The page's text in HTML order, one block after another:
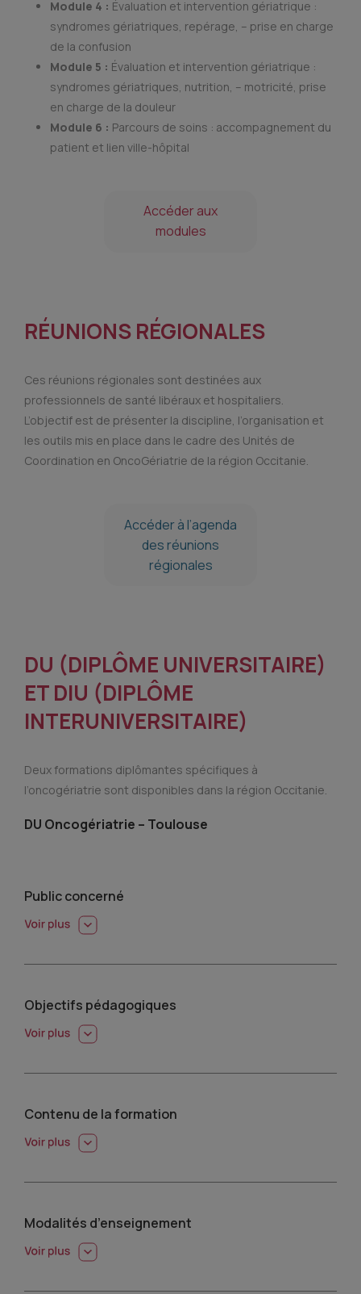
Module 4 : Évaluation et intervention gériatrique :
syndromes gériatriques, repérage, – prise en charge
de la confusion
Module 5 : Évaluation et intervention gériatrique :
syndromes gériatriques, nutrition, – motricité, prise
en charge de la douleur
Module 6 : Parcours de soins : accompagnement du
patient et lien ville-hôpital
Accéder aux
modules
RÉUNIONS RÉGIONALES
Ces réunions régionales sont destinées aux
professionnels de santé libéraux et hospitaliers.
L’objectif est de présenter la discipline, l’organisation et
les outils mis en place dans le cadre des Unités de
Coordination en OncoGériatrie de la région Occitanie.
Accéder à l’agenda
des réunions
régionales
DU (DIPLÔME UNIVERSITAIRE)
ET DIU (DIPLÔME
INTERUNIVERSITAIRE)
Deux formations diplômantes spécifiques à
l’oncogériatrie sont disponibles dans la région Occitanie.
DU Oncogériatrie – Toulouse
Public concerné
Objectifs pédagogiques
Contenu de la formation
Modalités d’enseignement